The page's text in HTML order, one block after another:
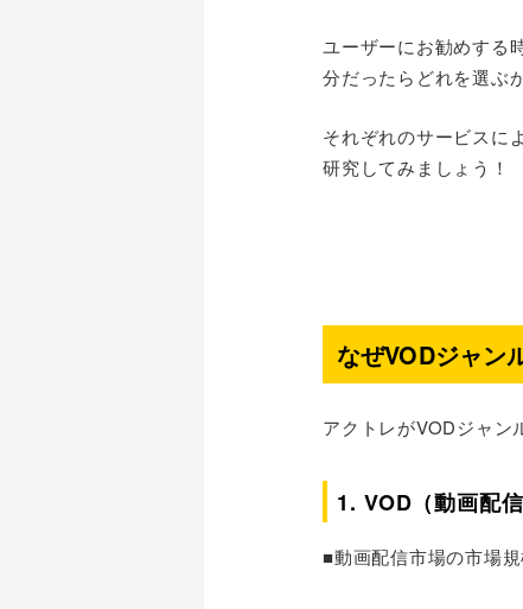
ユーザーにお勧めする
分だったらどれを選ぶ
それぞれのサービスに
研究してみましょう！
なぜVODジャン
アクトレがVODジャン
1. VOD（動画配
■動画配信市場の市場